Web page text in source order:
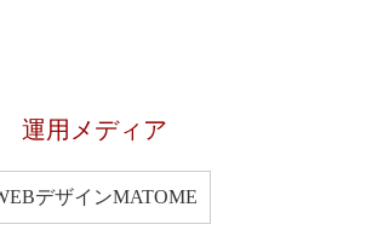
運用メディア
デザインMATOME